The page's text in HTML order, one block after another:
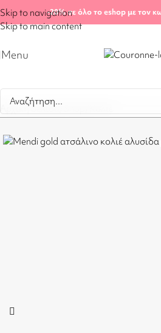
Skip to navigation
Skip to main content
-20%σε όλο το eshop με τον
Menu
Αρχική σελίδα